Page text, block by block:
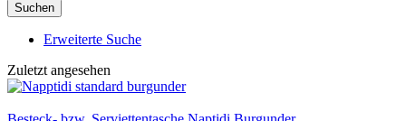
Suchen
Erweiterte Suche
Zuletzt angesehen